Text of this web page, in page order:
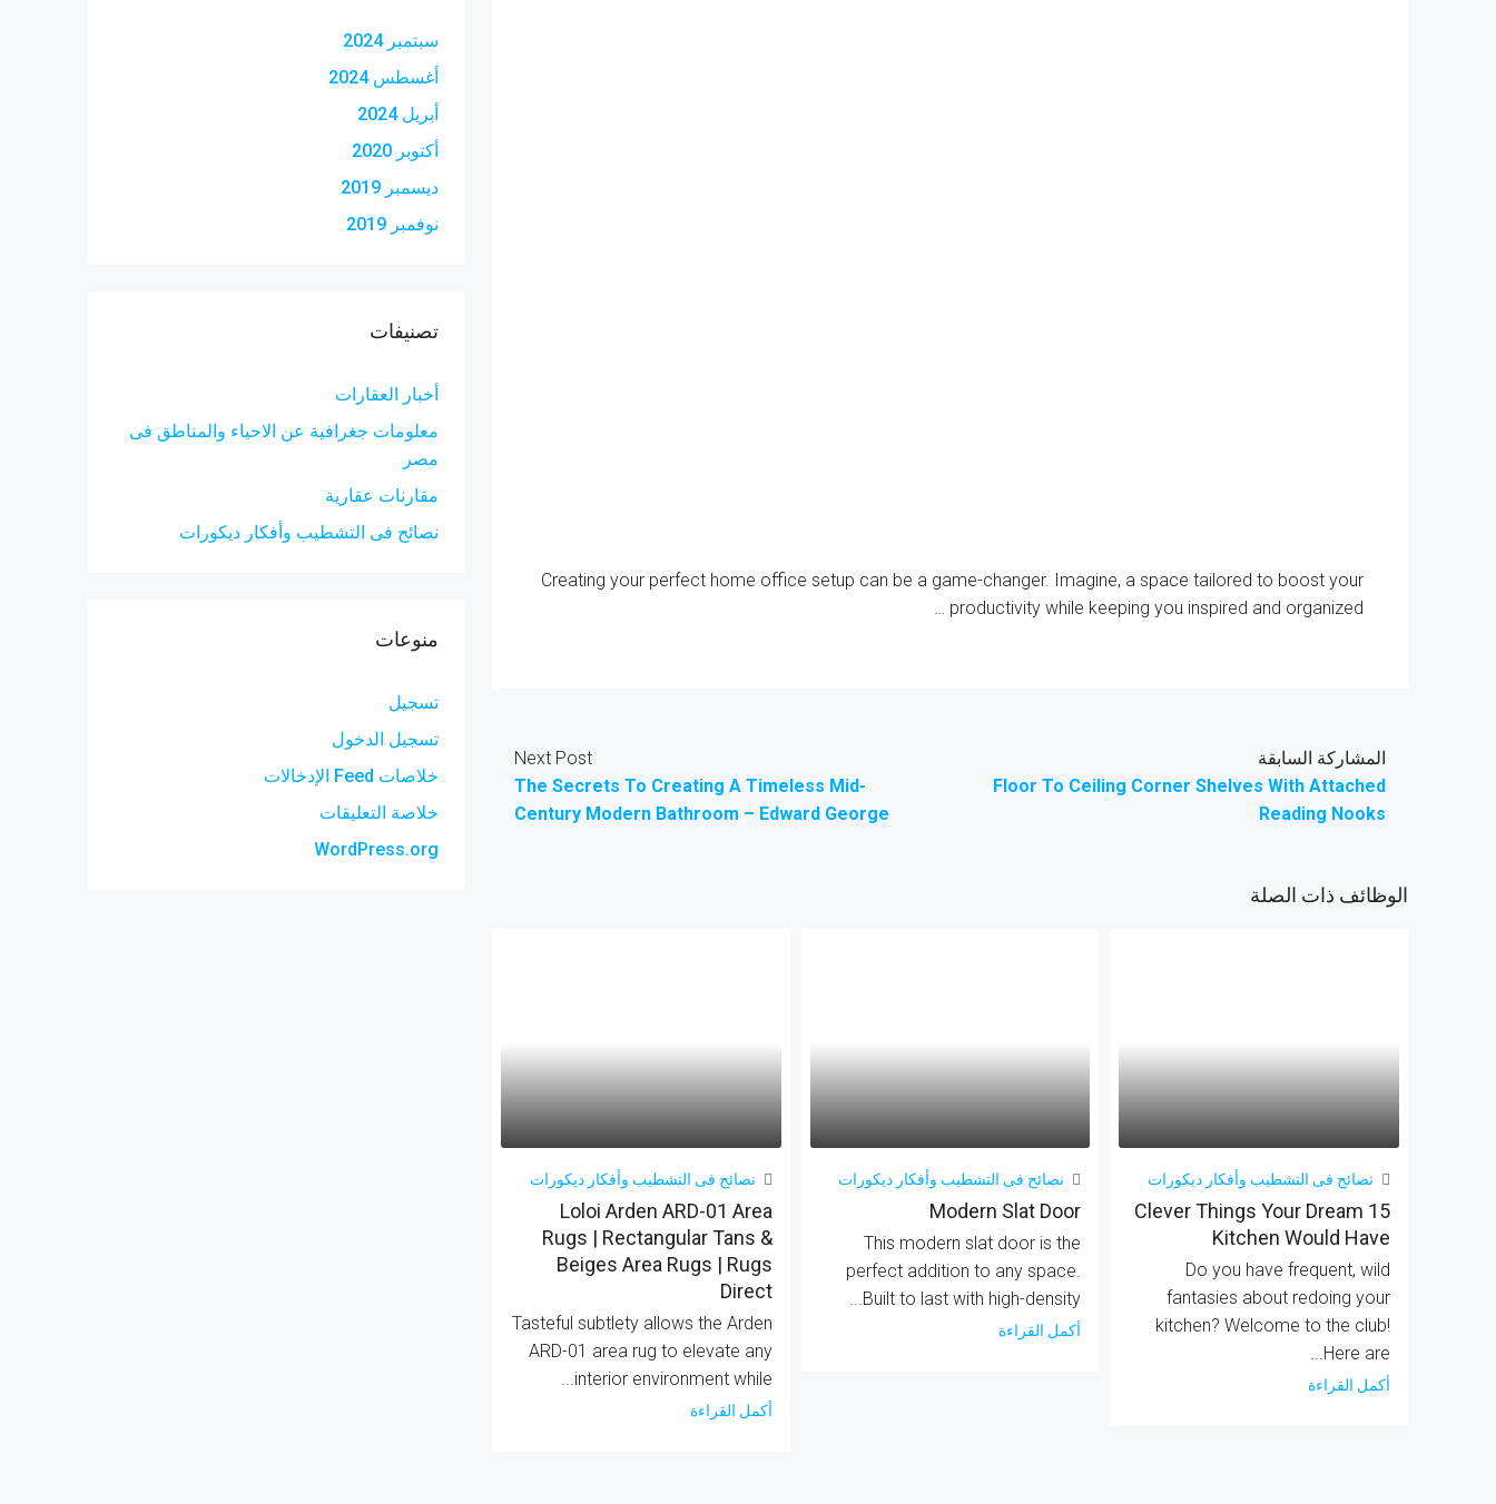
Creating your perfect home office setup can be a game-changer. Imagine, a space tailored to boost your
productivity while keeping you inspired and organized …
المشاركة السابقة
Floor To Ceiling Corner Shelves With Attached
Reading Nooks
Next Post
The Secrets To Creating A Timeless Mid-
Century Modern Bathroom – Edward George
الوظائف ذات الصلة
نصائح فى التشطيب وأفكار ديكورات
15 Clever Things Your Dream
Kitchen Would Have
Do you have frequent, wild
fantasies about redoing your
kitchen? Welcome to the club!
Here are...
أكمل القراءة
نصائح فى التشطيب وأفكار ديكورات
Modern Slat Door
This modern slat door is the
perfect addition to any space.
Built to last with high-density...
أكمل القراءة
نصائح فى التشطيب وأفكار ديكورات
Loloi Arden ARD-01 Area
Rugs | Rectangular Tans &
Beiges Area Rugs | Rugs
Direct
Tasteful subtlety allows the Arden
ARD-01 area rug to elevate any
interior environment while...
أكمل القراءة
سبتمبر 2024
أغسطس 2024
أبريل 2024
أكتوبر 2020
ديسمبر 2019
نوفمبر 2019
تصنيفات
أخبار العقارات
معلومات جغرافية عن الاحياء والمناطق فى
مصر
مقارنات عقارية
نصائح فى التشطيب وأفكار ديكورات
منوعات
تسجيل
تسجيل الدخول
خلاصات Feed الإدخالات
خلاصة التعليقات
WordPress.org